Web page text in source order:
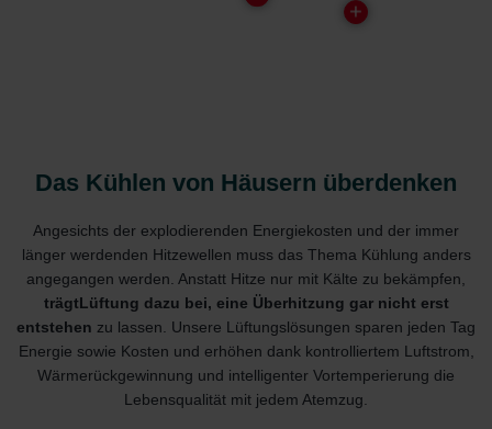
Das Kühlen von Häusern überdenken
Angesichts der explodierenden Energiekosten und der immer
länger werdenden Hitzewellen muss das Thema Kühlung anders
angegangen werden. Anstatt Hitze nur mit Kälte zu bekämpfen,
trägtLüftung dazu bei, eine Überhitzung gar nicht erst
entstehen zu lassen. Unsere Lüftungslösungen sparen jeden Tag
Energie sowie Kosten und erhöhen dank kontrolliertem Luftstrom,
Wärmerückgewinnung und intelligenter Vortemperierung die
Lebensqualität mit jedem Atemzug.